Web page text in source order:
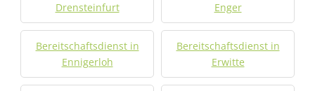
Drensteinfurt
Enger
Bereitschaftsdienst in
Ennigerloh
Bereitschaftsdienst in
Erwitte